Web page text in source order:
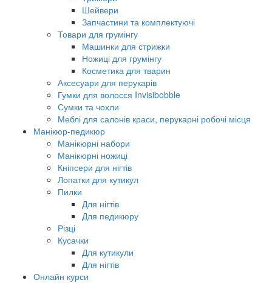
Шейвери
Запчастини та комплектуючі
Товари для грумінгу
Машинки для стрижки
Ножиці для грумінгу
Косметика для тварин
Аксесуари для перукарів
Гумки для волосся Invisibobble
Сумки та чохли
Меблі для салонів краси, перукарні робочі місця
Манікюр-педикюр
Манікюрні набори
Манікюрні ножиці
Кніпсери для нігтів
Лопатки для кутикул
Пилки
Для нігтів
Для педикюру
Різці
Кусачки
Для кутикули
Для нігтів
Онлайн курси